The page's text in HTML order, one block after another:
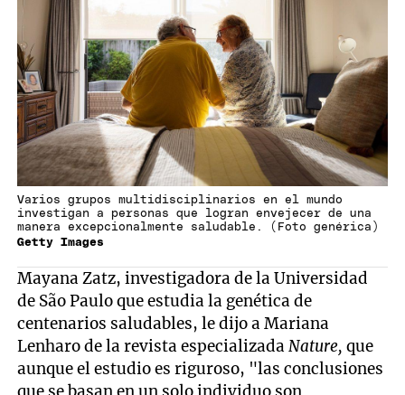
Getty Images
Varios grupos multidisciplinarios en el mundo
investigan a personas que logran envejecer de una
manera excepcionalmente saludable. (Foto genérica)
Mayana Zatz, investigadora de la Universidad
de São Paulo que estudia la genética de
centenarios saludables, le dijo a Mariana
Lenharo de la revista especializadaNature,que
aunque el estudio es riguroso, "las conclusiones